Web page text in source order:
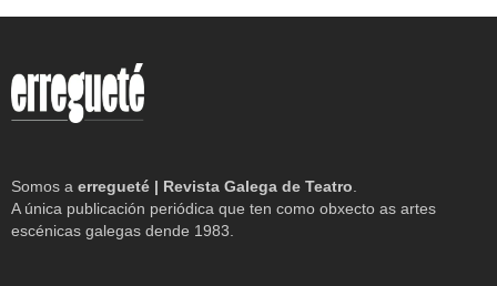
Somos a erregueté | Revista Galega de Teatro
A única publicación periódica que ten como obxecto as artes
escénicas galegas dende 1983.